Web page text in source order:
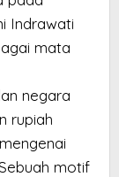
Indrawati
mata
negara
rupiah
motif